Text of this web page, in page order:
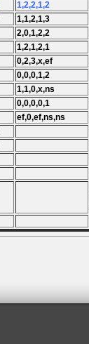
1,2,2,1,2
1,1,2,1,3
2,0,1,2,2
1,2,1,2,1
0,2,3,x,ef
0,0,0,1,2
1,1,0,x,ns
0,0,0,0,1
ef,0,ef,ns,ns